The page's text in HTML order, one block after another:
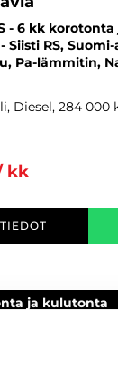
- 6 kk
Siisti RS,
Pa-lämmitin,
Diesel, 284 000
kk
ja kulutonta